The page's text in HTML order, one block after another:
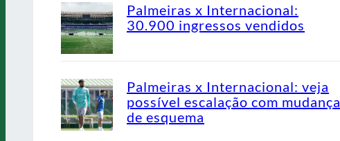
Palmeiras x Internacional:
30.900 ingressos vendidos
Palmeiras x Internacional: veja
possível escalação com mudança
de esquema